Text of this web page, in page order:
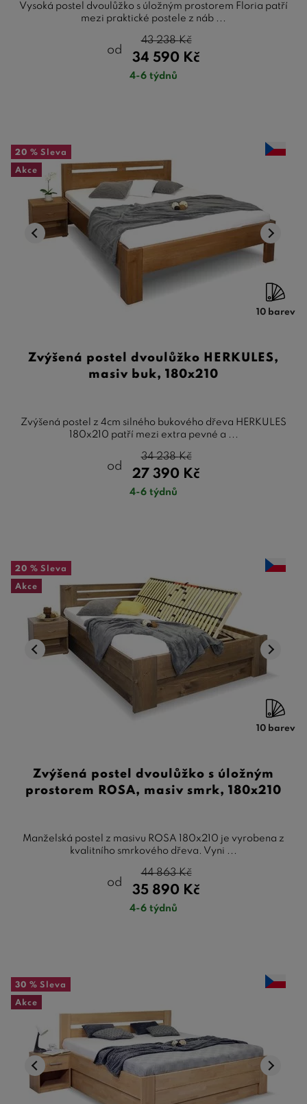
Vysoká postel dvoulůžko s úložným prostorem Floria patří
mezi praktické postele z náb ...
od
34 590 Kč
43 238Kč
4-6 týdnů
20 % Sleva
Akce
10 barev
Zvýšená postel dvoulůžko HERKULES,
masiv buk, 180x210
Zvýšená postel z 4cm silného bukového dřeva HERKULES
180x210 patří mezi extra pevné a ...
od
27 390 Kč
34 238Kč
4-6 týdnů
20 % Sleva
Akce
10 barev
Zvýšená postel dvoulůžko s úložným
prostorem ROSA, masiv smrk, 180x210
Manželská postel z masivu ROSA 180x210 je vyrobena z
kvalitního smrkového dřeva. Vyni ...
od
35 890 Kč
44 863Kč
4-6 týdnů
30 % Sleva
Akce